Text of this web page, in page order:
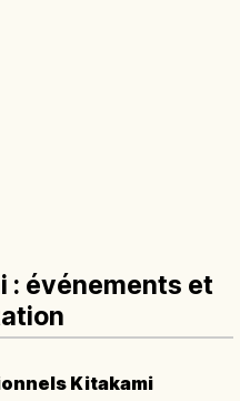
: événements et
Kitakami